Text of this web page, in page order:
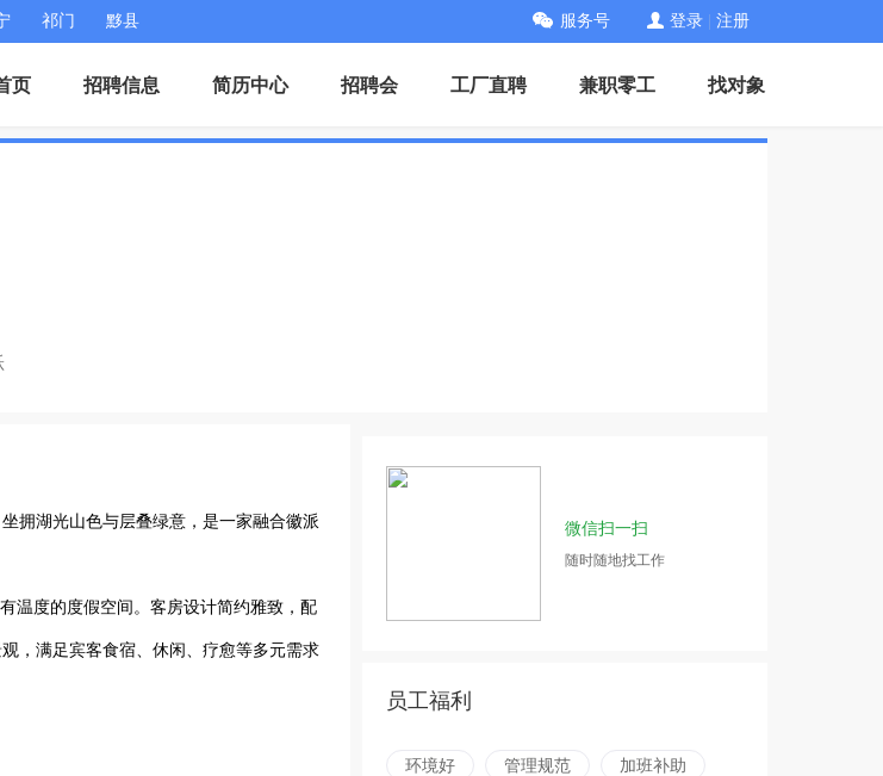
祁门 黟县 服务号 登录 注册
页 招聘信息 简历中心 招聘会 工厂直聘 兼职零工 找对象
拥湖光山色与层叠绿意，是一家融合徽派
温度的度假空间。客房设计简约雅致，配
，满足宾客食宿、休闲、疗愈等多元需求
体验，是黄山旅游度假、休闲康养、轻商
微信扫一扫
随时随地找工作
员工福利
环境好 管理规范 加班补助